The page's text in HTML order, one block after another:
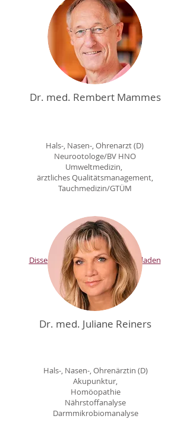
Dr. med. Rembert Mammes
Hals-, Nasen-, Ohrenarzt (D)
Neurootologe/BV HNO
Umweltmedizin,
ärztliches Qualitätsmanagement,
Tauchmedizin/GTÜM
Dissertation (M. Leigh) herunterladen
Dr. med. Juliane Reiners
Hals-, Nasen-, Ohrenärztin (D)
Akupunktur,
Homöopathie
Nährstoffanalyse
Darmmikrobiomanalyse